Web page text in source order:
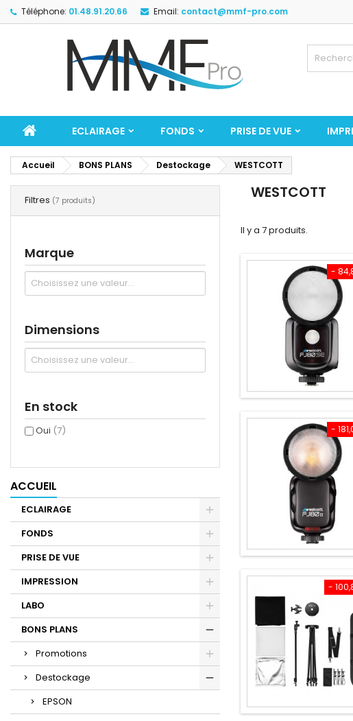
Téléphone: 01.48.91.20.66 Email: contact@mmf-pro.com
ECLAIRAGE FONDS PRISE DE VUE
Accueil BONS PLANS Destockage WESTCOTT
Filtres (7 produits)
Marque
Dimensions
En stock
Oui (7)
ACCUEIL
ECLAIRAGE
FONDS
PRISE DE VUE
IMPRESSION
LABO
BONS PLANS
Promotions
Destockage
EPSON
WESTCOTT
Il y a 7 produits.
-
-
-